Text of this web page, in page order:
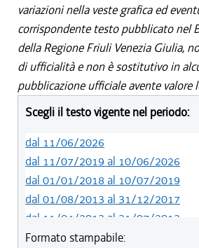
variazioni nella veste grafica ed
corrispondente testo pubblicato nel
della Regione Friuli Venezia Giulia,
di ufficialità e non è sostitutivo in
pubblicazione ufficiale avente valore
Scegli il testo vigente nel periodo:
dal 11/06/2026
dal 11/07/2019 al 10/06/2026
dal 01/01/2018 al 10/07/2019
dal 01/08/2013 al 31/12/2017
dal 11/04/2013 al 31/07/2013
dal 01/01/2012 al 10/04/2013
Formato stampabile: